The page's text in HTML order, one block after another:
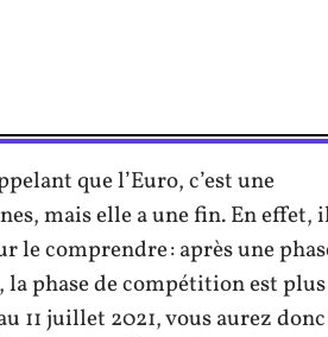
que l’Euro, c’est une
mais elle a une fin. En effet,
le comprendre : après une
la phase de compétition est plus
11 juillet 2021, vous aurez